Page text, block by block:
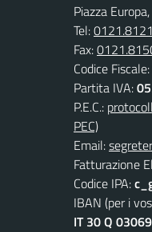
Piazza
Tel:
Fax:
Codice Fiscale:
Partita IVA:
P.E.C.:
PEC)
Email:
Fatturazione
Codice IPA:
IBAN (per i
IT 30 Q